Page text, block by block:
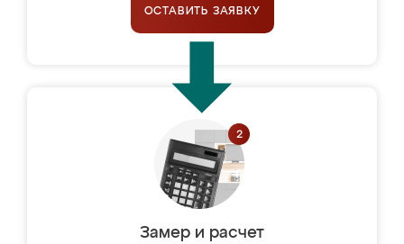
ОСТАВИТЬ ЗАЯВКУ
Замер и расчет